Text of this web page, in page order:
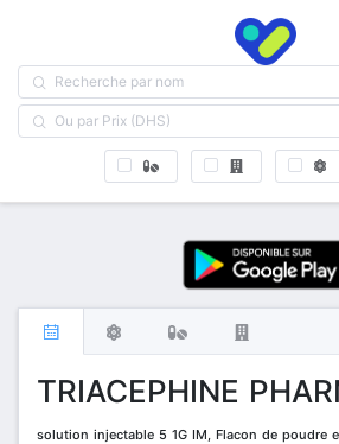
TRIACEPHINE
solution injectable 5 1G IM, Flacon de poudre